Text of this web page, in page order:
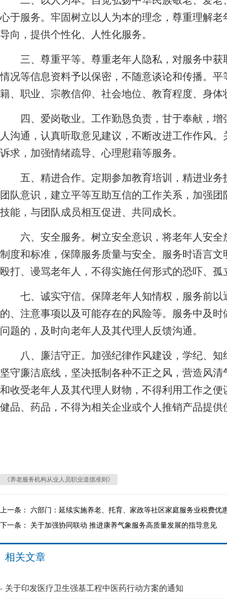
心于服务。牢固树立以人为本的理念，尊重理解
导向，提供个性化、人性化服务。
三、尊重平等。尊重老年人隐私，对服务中获
情况等信息资料予以保密，不随意谈论和传播。
籍、职业、宗教信仰、社会地位、教育程度、身
四、爱岗敬业。工作勤恳负责，甘于奉献，增
人沟通，认真听取意见建议，不断改进工作作风
诉求，加强情绪疏导、心理慰藉等服务。
五、精进合作。定期参加教育培训，精进业务
团队意识，建立平等互助互信的工作关系，加强
技能，与团队成员相互促进、共同成长。
六、安全服务。树立安全意识，将老年人安全
制度和标准，保障服务质量与安全。服务时语言
殴打、谩骂老年人，不得实施任何形式的恐吓、孤
七、诚实守信。保障老年人知情权，服务前以
的、注意事项以及可能存在的风险等。服务中及
问题的，及时向老年人及其代理人反馈沟通。
八、廉洁守正。加强纪律作风建设，学纪、知
坚守廉洁底线，坚决抵制各种不正之风，营造风
和收受老年人及其代理人财物，不得利用工作之
健品、药品，不得为相关企业或个人推销产品提供
《养老服务机构从业人员职业道德准则》
上一条： 六部门：延续实施养老、托育、家政等社区家庭服务业税费优
下一条： 关于加强协同联动 推进康养气象服务高质量发展的指导意见
相关文章
关于印发医疗卫生强基工程中医药行动方案的通知